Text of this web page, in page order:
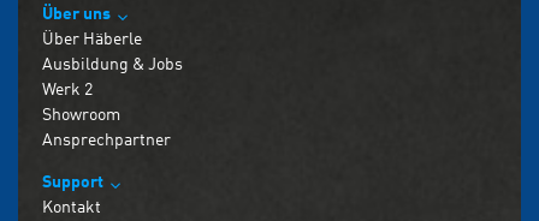
Über uns
Über Häberle
Ausbildung & Jobs
Werk 2
Showroom
Ansprechpartner
Support
Kontakt